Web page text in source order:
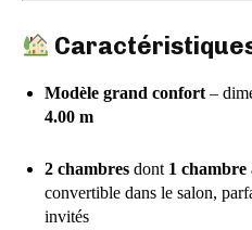
Modèle grand confort –
4.00 m
2 chambres dont 1 chambre
convertible dans le salon,
invités